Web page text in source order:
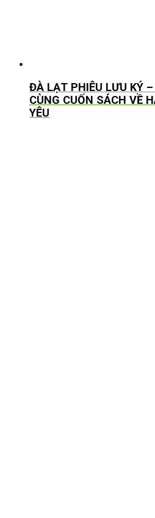
ĐÀ LẠT PHIÊU LƯU KÝ
CÙNG CUỐN SÁCH VỀ
YÊU